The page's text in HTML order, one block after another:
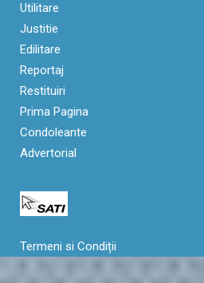
Utilitare
Justitie
Edilitare
Reportaj
Restituiri
Prima Pagina
Condoleante
Advertorial
Termeni si Condiții